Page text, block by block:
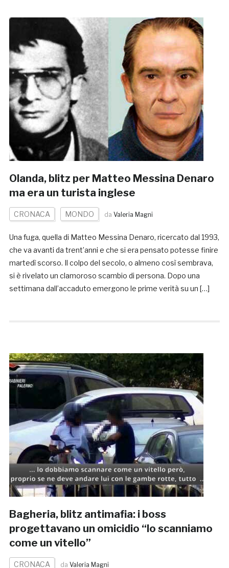
Olanda, blitz per Matteo Messina Denaro
ma era un turista inglese
CRONACA MONDO da Valeria Magni
Una fuga, quella di Matteo Messina Denaro, ricercato dal 1993,
che va avanti da trent’anni e che si era pensato potesse finire
martedì scorso. Il colpo del secolo, o almeno così sembrava,
si è rivelato un clamoroso scambio di persona. Dopo una
settimana dall’accaduto emergono le prime verità su un […]
Bagheria, blitz antimafia: i boss
progettavano un omicidio “lo scanniamo
come un vitello”
CRONACA da Valeria Magni